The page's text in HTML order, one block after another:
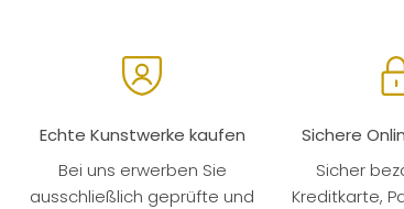
Echte Kunstwerke kaufen
Bei uns erwerben Sie
ausschließlich geprüfte und
Sichere
Sicher
Kreditkarte,